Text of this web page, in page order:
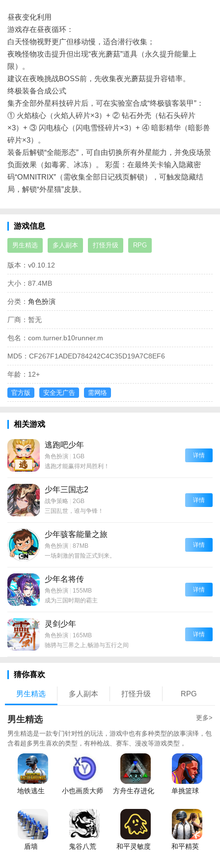
昼夜变化利用
游戏存在昼夜循环：
白天怪物视野更广但移动慢，适合潜行收集；
夜晚怪物攻击提升但出现“夜光蘑菇”道具（永久提升能量上
限）。
建议在夜晚挑战BOSS前，先收集夜光蘑菇提升容错率。
终极装备合成公式
集齐全部外星科技碎片后，可在实验室合成“终极骇客装甲”：
① 火焰核心（火焰人碎片×3）+ ② 钻石外壳（钻石头碎片
×3）+ ③ 闪电核心（闪电雪怪碎片×3）+ ④ 暗影精华（暗影兽
碎片×3）。
装备后解锁“全能形态”，可自由切换所有外星能力，并免疫场景
负面效果（如毒雾、冰冻）。
彩蛋：在最终关卡输入隐藏密
码“OMNITRIX”（需收集全部日记残页解锁），可触发隐藏结
局，解锁“外星猫”皮肤。
游戏信息
男生精选 多人副本 打怪升级 RPG
版本： v0.10.12
大小： 87.4MB
分类： 角色扮演
厂商： 暂无
包名： com.turner.b10runner.m
MD5： CF267F1ADED784242C4C35D19A7C8EF6
年龄： 12+
官方版 安全无广告 需网络
相关游戏
逃跑吧少年
角色扮演 | 1GB
逃跑才能赢得对局胜利！
详情
少年三国志2
战争策略 | 2GB
三国乱世，谁与争锋！
详情
少年骇客能量之旅
角色扮演 | 87MB
一场刺激的冒险正式到来。
详情
少年名将传
角色扮演 | 155MB
成为三国时期的霸主
详情
灵剑少年
角色扮演 | 165MB
驰骋与三界之上,畅游与五行之间
详情
猜你喜欢
男生精选 多人副本 打怪升级 RPG
男生精选 更多>
男生精选是一款专门针对性的玩法，游戏中也有多种类型的故事演绎，包
含着超多男生喜欢的类型，有种枪战、赛车、漫改等游戏类型，
地铁逃生 小也画质大师 方舟生存进化 单挑篮球
盾墙 鬼谷八荒 和平灵敏度 和平精英